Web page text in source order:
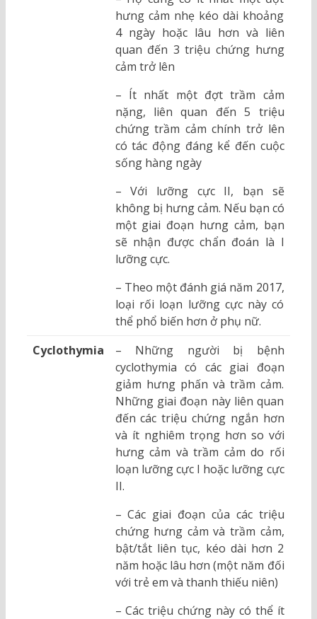
hưng cảm nhẹ kéo dài khoảng
4 ngày hoặc lâu hơn và liên
quan đến 3 triệu chứng hưng
cảm trở lên
– Ít nhất một đợt trầm cảm
nặng, liên quan đến 5 triệu
chứng trầm cảm chính trở lên
có tác động đáng kể đến cuộc
sống hàng ngày
– Với lưỡng cực II, bạn sẽ
không bị hưng cảm. Nếu bạn có
một giai đoạn hưng cảm, bạn
sẽ nhận được chẩn đoán là I
lưỡng cực.
– Theo một đánh giá năm 2017,
loại rối loạn lưỡng cực này có
thể phổ biến hơn ở phụ nữ.
Cyclothymia
– Những người bị bệnh
cyclothymia có các giai đoạn
giảm hưng phấn và trầm cảm.
Những giai đoạn này liên quan
đến các triệu chứng ngắn hơn
và ít nghiêm trọng hơn so với
hưng cảm và trầm cảm do rối
loạn lưỡng cực I hoặc lưỡng cực
II.
– Các giai đoạn của các triệu
chứng hưng cảm và trầm cảm,
bật/tắt liên tục, kéo dài hơn 2
năm hoặc lâu hơn (một năm đối
với trẻ em và thanh thiếu niên)
– Các triệu chứng này có thể ít